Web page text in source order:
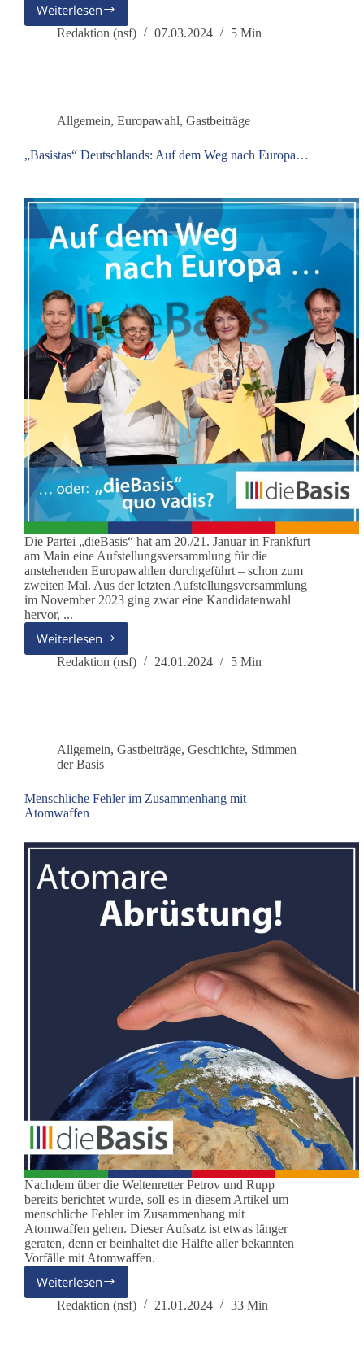
Weiterlesen
Ein
ganz
aktuelle
Regierung!
Redaktion (nsf) 07.03.2024 5 Min
Allgemein, Europawahl, Gastbeiträge
„Basistas“ Deutschlands: Auf dem Weg nach Europa…
Die Partei „dieBasis“ hat am 20./21. Januar in Frankfurt
am Main eine Aufstellungsversammlung für die
anstehenden Europawahlen durchgeführt – schon zum
zweiten Mal. Aus der letzten Aufstellungsversammlung
im November 2023 ging zwar eine Kandidatenwahl
hervor, ...
Weiterlesen
„Basistas“
Deutschlands:
Europa…
Redaktion (nsf) 24.01.2024 5 Min
Allgemein, Gastbeiträge, Geschichte, Stimmen
der Basis
Menschliche Fehler im Zusammenhang mit
Atomwaffen
Nachdem über die Weltenretter Petrov und Rupp
bereits berichtet wurde, soll es in diesem Artikel um
menschliche Fehler im Zusammenhang mit
Atomwaffen gehen. Dieser Aufsatz ist etwas länger
geraten, denn er beinhaltet die Hälfte aller bekannten
Vorfälle mit Atomwaffen.
WeiterlesenMenschliche
Fehler
Redaktion (nsf) 21.01.2024 33 Min